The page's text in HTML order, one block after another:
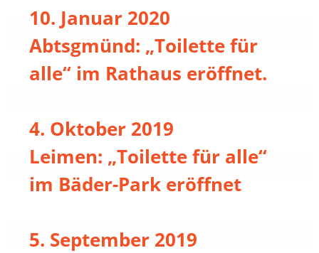
10. Januar 2020
Abtsgmünd: „Toilette für
alle“ im Rathaus eröffnet.
4. Oktober 2019
Leimen: „Toilette für alle“
im Bäder-Park eröffnet
5. September 2019